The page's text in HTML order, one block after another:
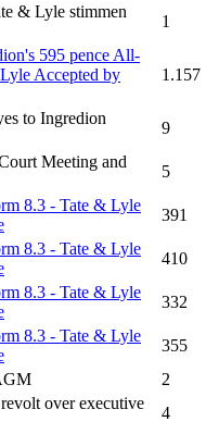
& Lyle stimmen
1
595 pence All-
Accepted by
1.157
to Ingredion
9
Meeting and
5
8.3 - Tate & Lyle
391
8.3 - Tate & Lyle
410
8.3 - Tate & Lyle
332
8.3 - Tate & Lyle
355
2
over executive
4